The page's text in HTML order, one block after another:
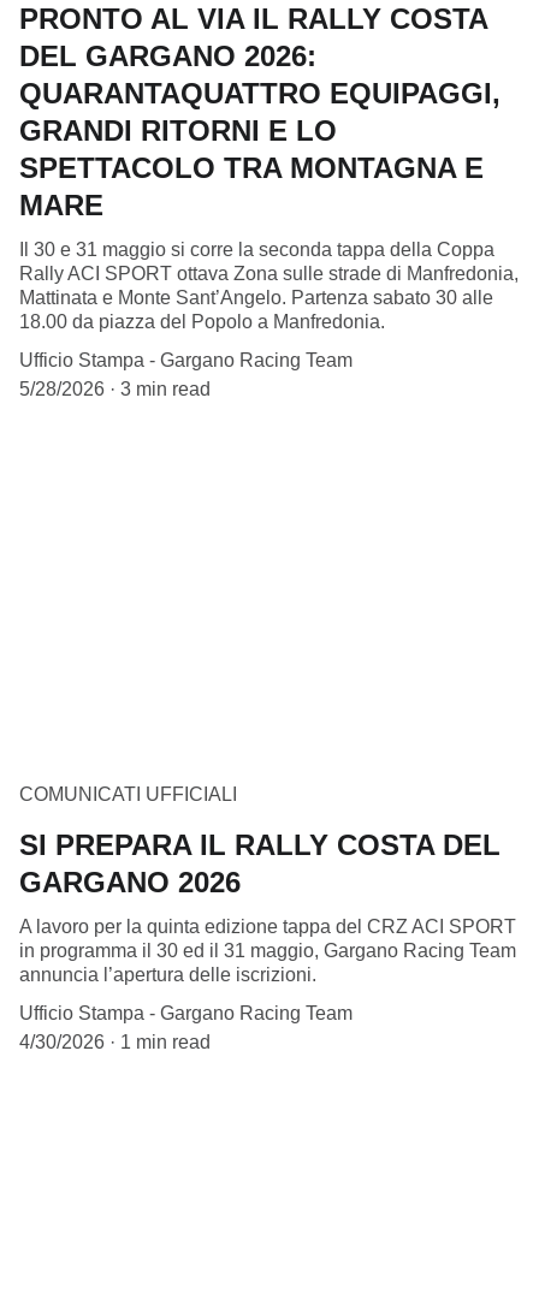
PRONTO AL VIA IL RALLY COSTA
DEL GARGANO 2026:
QUARANTAQUATTRO EQUIPAGGI,
GRANDI RITORNI E LO
SPETTACOLO TRA MONTAGNA E
MARE
Il 30 e 31 maggio si corre la seconda tappa della Coppa
Rally ACI SPORT ottava Zona sulle strade di Manfredonia,
Mattinata e Monte Sant’Angelo. Partenza sabato 30 alle
18.00 da piazza del Popolo a Manfredonia.
Ufficio Stampa - Gargano Racing Team
5/28/2026
3 min read
COMUNICATI UFFICIALI
SI PREPARA IL RALLY COSTA DEL
GARGANO 2026
A lavoro per la quinta edizione tappa del CRZ ACI SPORT
in programma il 30 ed il 31 maggio, Gargano Racing Team
annuncia l’apertura delle iscrizioni.
Ufficio Stampa - Gargano Racing Team
4/30/2026
1 min read